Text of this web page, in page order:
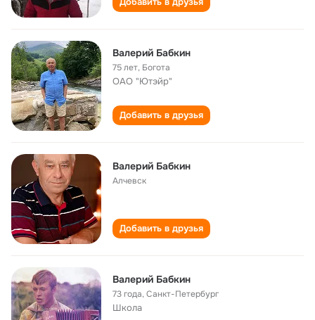
Валерий Бабкин
75 лет, Богота
ОАО "Ютэйр"
Добавить в друзья
Валерий Бабкин
Алчевск
Добавить в друзья
Валерий Бабкин
73 года,Санкт-Петербург
Школа